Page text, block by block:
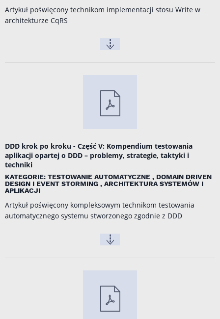
Artykuł poświęcony technikom implementacji stosu Write w
architekturze CqRS
DDD krok po kroku - Część V: Kompendium testowania
aplikacji opartej o DDD – problemy, strategie, taktyki i
techniki
KATEGORIE: TESTOWANIE AUTOMATYCZNE , DOMAIN DRIVEN
DESIGN I EVENT STORMING , ARCHITEKTURA SYSTEMÓW I
APLIKACJI
Artykuł poświęcony kompleksowym technikom testowania
automatycznego systemu stworzonego zgodnie z DDD